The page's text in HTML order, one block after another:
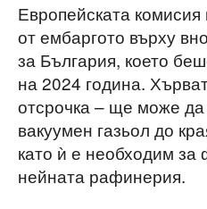
Европейската комисия
от ембаргото върху
за България, което
на 2024 година.
отсрочка – ще може да
вакуумен газьол до
като ѝ е необходим за
нейната рафинерия.